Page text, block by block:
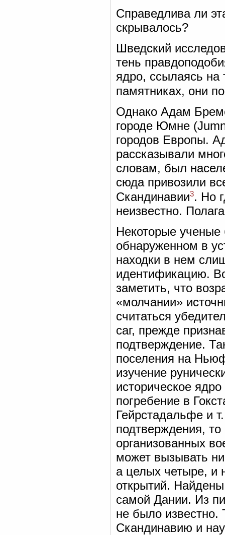
Справедлива ли
скрывалось?
Шведский
тень
ядро, ссылаясь на
памятниках, они
Однако Адам
городе Юмне
городов Европы.
рассказывали
словам, был
сюда привозили
Скандинавии3. Но
неизвестно.
Некоторые ученые
обнаруженном в
находки в нем
идентификацию.
заметить, что
«молчании»
считаться
саг, прежде
подтверждение.
поселения на
изучение
историческое
погребение в
Гейрстадальфе и
подтверждения,
организованных
может вызывать
а целых четыре, и
открытий.
самой Дании. Из
не было известно.
Скандинавию и